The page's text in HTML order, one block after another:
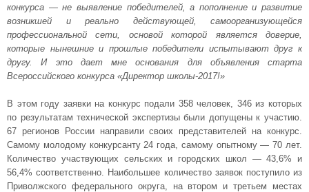
конкурса — не выявление победителей, а пополнение и развитие
возникшей и реально действующей, самоорганизующейся
профессиональной сети, основой которой является доверие,
которые нынешние и прошлые победители испытывают друг к
другу. И это дает мне основания для объявления старта
Всероссийского конкурса «Директор школы-2017!»
В этом году заявки на конкурс подали 358 человек, 346 из которых
по результатам технической экспертизы были допущены к участию.
67 регионов России направили своих представителей на конкурс.
Самому молодому конкурсанту 24 года, самому опытному — 70 лет.
Количество участвующих сельских и городских школ — 43,6% и
56,4% соответственно. Наибольшее количество заявок поступило из
Приволжского федерального округа, на втором и третьем местах